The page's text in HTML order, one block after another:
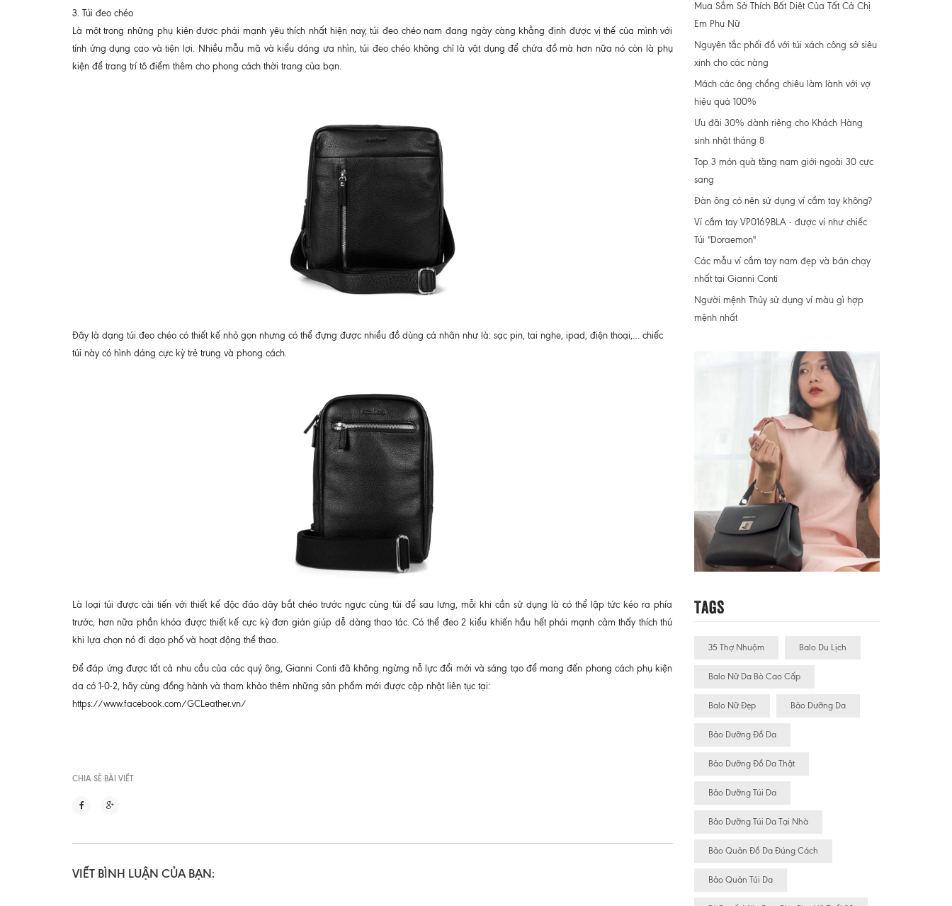
3. Túi đeo chéo
Là một trong những phụ kiện được phái mạnh yêu thích nhất hiện nay, túi đeo chéo nam đang ngày càng khẳng định được vị thế của mình với
tính ứng dụng cao và tiện lợi. Nhiều mẫu mã và kiểu dáng ưa nhìn, túi đeo chéo không chỉ là vật dụng để chứa đồ mà hơn nữa nó còn là phụ
kiện để trang trí tô điểm thêm cho phong cách thời trang của bạn.
Đây là dạng túi đeo chéo có thiết kế nhỏ gọn nhưng có thể đựng được nhiều đồ dùng cá nhân như là: sạc pin, tai nghe, ipad, điện thoại,… chiếc
túi này có hình dáng cực kỳ trẻ trung và phong cách.
Là loại túi được cải tiến với thiết kế độc đáo dây bắt chéo trước ngực cùng túi để sau lưng, mỗi khi cần sử dụng là có thể lập tức kéo ra phía
trước, hơn nữa phần khóa được thiết kế cực kỳ đơn giản giúp dễ dàng thao tác. Có thể đeo 2 kiểu khiến hầu hết phái mạnh cảm thấy thích thú
khi lựa chọn nó đi dạo phố và hoạt động thể thao.
Để đáp ứng được tất cả nhu cầu của các quý ông, Gianni Conti đã không ngừng nỗ lực đổi mới và sáng tạo để mang đến phong cách phụ kiện
da có 1-0-2, hãy cùng đồng hành và tham khảo thêm những sản phẩm mới được cập nhật liên tục tại:
https://www.facebook.com/GCLeather.vn/
CHIA SẼ BÀI VIẾT
VIẾT BÌNH LUẬN CỦA BẠN:
Mua Sắm Sở Thích Bất Diệt Của Tất Cả Chị
Em Phụ Nữ
Nguyên tắc phối đồ với túi xách công sở siêu
xinh cho các nàng
Mách các ông chồng chiêu làm lành với vợ
hiệu quả 100%
Ưu đãi 30% dành riêng cho Khách Hàng
sinh nhật tháng 8
Top 3 món quà tặng nam giới ngoài 30 cực
sang
Đàn ông có nên sử dụng ví cầm tay không?
Ví cầm tay VP0169BLA - được ví như chiếc
Túi "Doraemon"
Các mẫu ví cầm tay nam đẹp và bán chạy
nhất tại Gianni Conti
Người mệnh Thủy sử dụng ví màu gì hợp
mệnh nhất
Tags
35 Thợ Nhuộm Balo Du Lịch
Balo Nữ Da Bò Cao Cấp
Balo Nữ Đẹp Bảo Dưỡng Da
Bảo Dưỡng Đồ Da
Bảo Dưỡng Đồ Da Thật
Bảo Dưỡng Túi Da
Bảo Dưỡng Túi Da Tại Nhà
Bảo Quản Đồ Da Đúng Cách
Bảo Quản Túi Da